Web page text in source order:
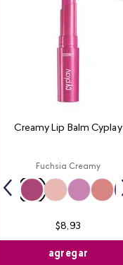
Creamy Lip Balm Cyplay
Fuchsia Creamy
$8,93
agregar